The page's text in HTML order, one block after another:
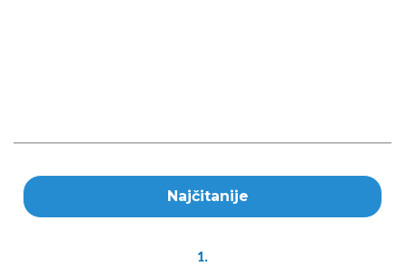
Najčitanije
1.